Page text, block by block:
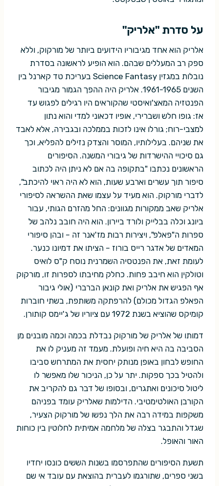
על סדרת "אלריק"
אלריק הוא אחד מגיבוריו הידועים ביותר של מורקוק, וללא
ספק רב המעללים שבהם. הוא הופיע לראשונה בסדרת
נובלות במגזין Science Fantasy בעריכת טד קארנל בין
השנים 1961-1965. אלריק היה ההפך הגמור מגיבור
הפנטזיה המאצ'ואיסטי שהקוראים היו רגילים לפגוש עד
אז: גופו חלש ושברירי, אופיו דכאוני למדי והוא נתון
למצבי-רוח; גורלו אינו לזכות בממלכה ובגבירה, אלא לאבד
את שניהם. בעלילותיו, המוסר והצדק נזילים להפליא, וכך
גם סיכויי ההישרדות של גיבורי המשנה. הסיפורים
הראשונים נכתבו "בתקופה בה אם לא ניתן היה לכתוב
סיפור תוך עשרים וארבע שעות, הוא לא היה ראוי להיכתב",
לדברי מורקוק. הוא מעיד על עצמו שאת ההשראה לסיפורי
אלריק שאב ממקורות מגוונים: החל מהזרם הגותי, עבור
ביונג וכלה בבלייק ולורד ביירון. הוא היה חובב נלהב של
ספרות ה"פאלפ", ויצירות רבות מז'אנר זה – ובהן סיפורי
המאדים של אדגר רייס בורוז – הציתו את דמיונו כנער.
לעומת זאת, את הפנטסיה השמרנית נוסח ק"ס לואיס
וטולקין הוא חיבב פחות. כחלק מחיבתו לספרות זו, מורקוק
אף הפגיש את אלריק ואת קונאן הברברי (אולי גיבור
הפאלפ הגדול מכולם) להרפתקה משותפת, בשתי חוברות
קומיקס שהוציא בשנת 1972 עם ציוריו של ג'יימס קותורן.
דמותו של אלריק של מורקוק נבדלת בכמה וכמה מובנים מן
הסביבה בה היא חיה ופועלת. מעמד זה מעניק לו את
החופש לבחון באופן מנותק יחסית את המתרחש סביבו
ולהטיל בכך ספקות. יתר על כן, הניכור שלו מאפשר לו
ליטול סיכונים ואתגרים, ובסופו של דבר גם להקריב את
הקורבן האולטימטיבי. הדילמות שאלריק עומד בפניהם
משקפות במידה רבה את הלך נפשו של מורקוק הצעיר,
שגדל והתבגר בצלה של מלחמה אמיתית לחלוטין בין כוחות
האור והאופל.
תשעת הסיפורים שהתפרסמו בשנות הששים כונסו יחדיו
בשני ספרים, שתורגמו לעברית בהוצאת עם עובד אי שם